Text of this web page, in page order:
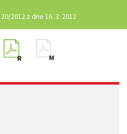
2012 z dne 16. 3. 2012